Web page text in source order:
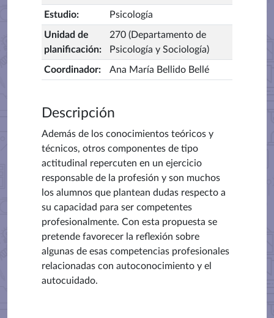
Estudio: Psicología
Unidad de
planificación:
270 (Departamento de
Psicología y Sociología)
Coordinador: Ana María Bellido Bellé
Descripción
Además de los conocimientos teóricos y
técnicos, otros componentes de tipo
actitudinal repercuten en un ejercicio
responsable de la profesión y son muchos
los alumnos que plantean dudas respecto a
su capacidad para ser competentes
profesionalmente. Con esta propuesta se
pretende favorecer la reflexión sobre
algunas de esas competencias profesionales
relacionadas con autoconocimiento y el
autocuidado.